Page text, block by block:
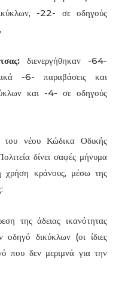
-22- σε οδηγούς
διενεργήθηκαν -64-
-6- παραβάσεις και
και -4- σε οδηγούς
του νέου Κώδικα Οδικής
δίνει σαφές μήνυμα
χρήση κράνους, μέσω της
της άδειας ικανότητας
δικύκλων (οι ίδιες
που δεν μεριμνά για την